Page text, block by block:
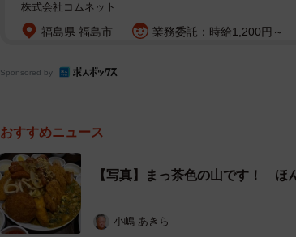
株式会社コムネット
福島県 福島市 業務委託：時給1,200円～
Sponsored by
おすすめニュース
【写真】まっ茶色の山です！ ほ
小嶋 あきら